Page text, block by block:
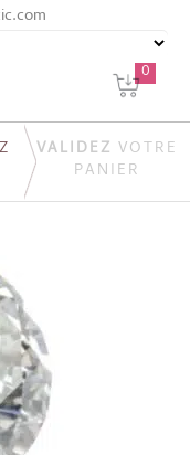
0
VALIDEZ VOTRE
PANIER